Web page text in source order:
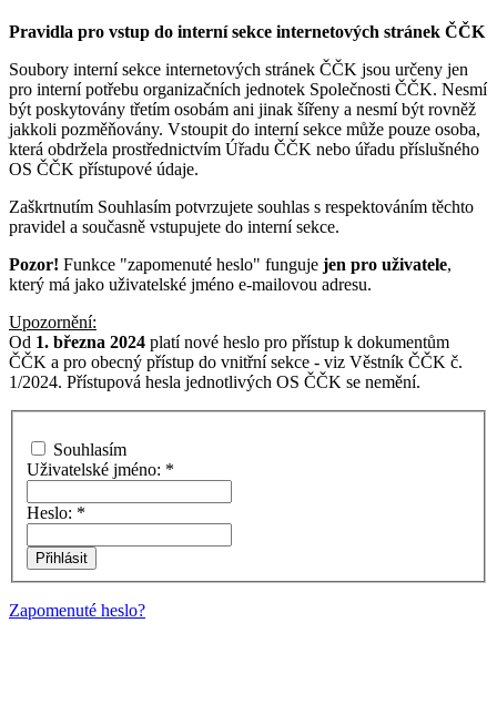
Pravidla pro vstup do interní sekce internetových stránek ČČK
Soubory interní sekce internetových stránek ČČK jsou určeny jen
pro interní potřebu organizačních jednotek Společnosti ČČK. Nesmí
být poskytovány třetím osobám ani jinak šířeny a nesmí být rovněž
jakkoli pozměňovány. Vstoupit do interní sekce může pouze osoba,
která obdržela prostřednictvím Úřadu ČČK nebo úřadu příslušného
OS ČČK přístupové údaje.
Zaškrtnutím Souhlasím potvrzujete souhlas s respektováním těchto
pravidel a současně vstupujete do interní sekce.
Pozor! Funkce "zapomenuté heslo" funguje jen pro uživatele,
který má jako uživatelské jméno e-mailovou adresu.
Upozornění:
Od 1. března 2024 platí nové heslo pro přístup k dokumentům
ČČK a pro obecný přístup do vnitřní sekce - viz Věstník ČČK č.
1/2024. Přístupová hesla jednotlivých OS ČČK se nemění.
Souhlasím
Uživatelské jméno: *
Heslo: *
Zapomenuté heslo?